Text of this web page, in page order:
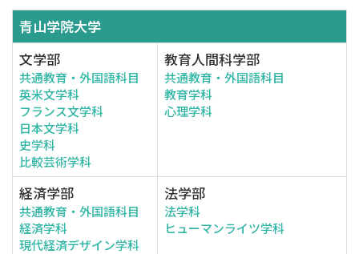
青山学院大学
文学部
共通教育・外国語科目
英米文学科
フランス文学科
日本文学科
史学科
比較芸術学科
教育人間科学部
共通教育・外国語科目
教育学科
心理学科
経済学部
共通教育・外国語科目
経済学科
現代経済デザイン学科
法学部
法学科
ヒューマンライツ学科